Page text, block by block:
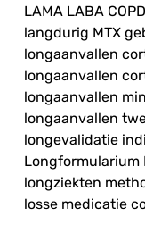
LAMA LABA COPD
langdurig MTX
longaanvallen
longaanvallen
longaanvallen
longaanvallen
longevalidatie
Longformularium
longziekten
losse medicatie